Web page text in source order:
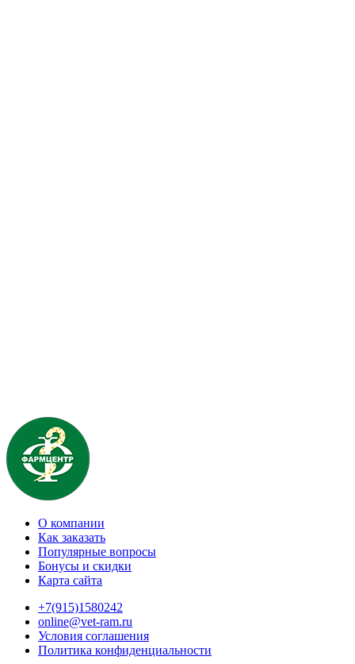
О компании
Как заказать
Популярные вопросы
Бонусы и скидки
Карта сайта
+7(915)1580242
online@vet-ram.ru
Условия соглашения
Политика конфиденциальности